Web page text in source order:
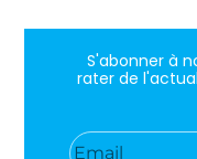
S'abonner à
rater de